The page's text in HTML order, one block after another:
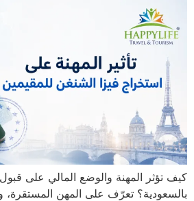
كيف تؤثر المهنة والوضع المالي على
بالسعودية؟ تعرّف على المهن